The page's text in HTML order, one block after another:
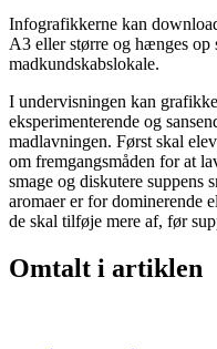
Infografikkerne kan
A3 eller større og hænges op
madkundskabslokale.
I undervisningen kan
eksperimenterende og
madlavningen. Først skal
om fremgangsmåden for at
smage og diskutere suppens
aromaer er for dominerende
de skal tilføje mere af, før
Omtalt i artiklen